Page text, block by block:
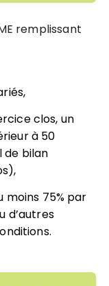
remplissant
clos, un
à 50
de bilan
moins 75% par
d’autres